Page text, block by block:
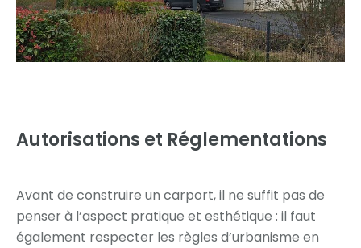
Autorisations et Réglementations
Avant de construire un carport, il ne suffit pas de
penser à l’aspect pratique et esthétique : il faut
également respecter les règles d’urbanisme en